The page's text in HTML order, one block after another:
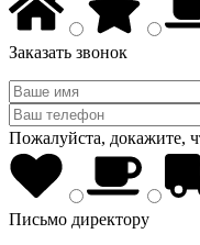
Заказать звонок
Пожалуйста, докажите,
Письмо директору